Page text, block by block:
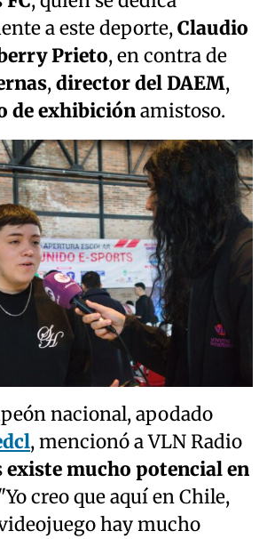
a este deporte,Claudio
Prieto, en contra de
,director del DAEM,
de exhibiciónamistoso.
nacional, apodado
, mencionó a VLN Radio
existe mucho potencial en
creo que aquí en Chile,
hay mucho